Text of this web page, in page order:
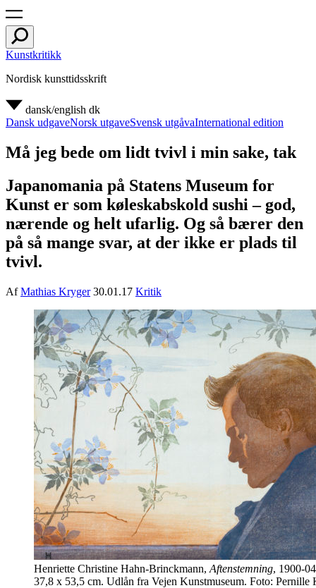
Kunstkritikk
Nordisk kunsttidsskrift
dansk/english dk
Dansk udgaveNorsk utgaveSvensk utgåvaInternational edition
Må jeg bede om lidt tvivl i min sake, tak
Japanomania på Statens Museum for
Kunst er som køleskabskold sushi – god,
nærende og helt ufarlig. Og så bærer den
på så mange svar, at der ikke er plads til
tvivl.
AfMathias Kryger 30.01.17 Kritik
Henriette Christine Hahn-Brinckmann, Aftenstemning, 1900-
37,8 x 53,5 cm. Udlån fra Vejen Kunstmuseum. Foto: Pernille